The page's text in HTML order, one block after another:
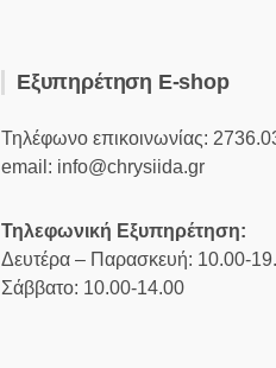
Εξυπηρέτηση E-shop
Τηλέφωνο επικοινωνίας:
email: info@chrysiida.gr
Τηλεφωνική Εξυπηρέτηση:
Δευτέρα – Παρασκευή: 10.00-
Σάββατο: 10.00-14.00